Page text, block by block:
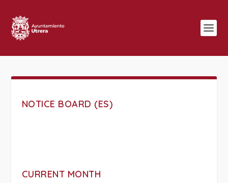
NOTICE BOARD (ES)
CURRENT MONTH